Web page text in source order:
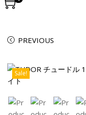
PREVIOUS
Sale!